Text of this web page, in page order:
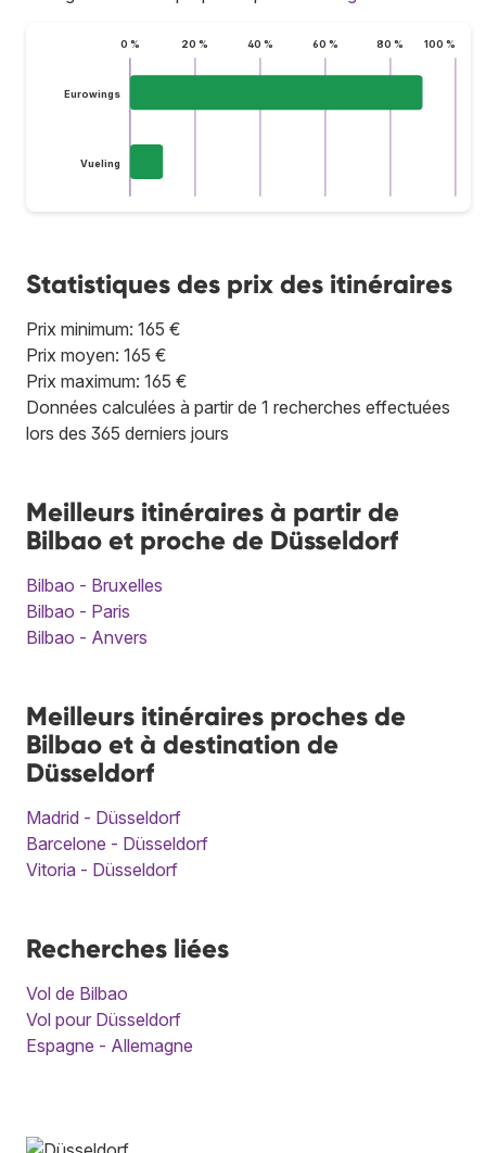
0 % 20 % 40 % 60 % 80 % 100 %
Eurowings
Vueling
Statistiques des prix des itinéraires
Prix minimum: 165 €
Prix moyen: 165 €
Prix maximum: 165 €
Données calculées à partir de 1 recherches effectuées
lors des 365 derniers jours
Meilleurs itinéraires à partir de
Bilbao et proche de Düsseldorf
Bilbao - Bruxelles
Bilbao - Paris
Bilbao - Anvers
Meilleurs itinéraires proches de
Bilbao et à destination de
Düsseldorf
Madrid - Düsseldorf
Barcelone - Düsseldorf
Vitoria - Düsseldorf
Recherches liées
Vol de Bilbao
Vol pour Düsseldorf
Espagne - Allemagne